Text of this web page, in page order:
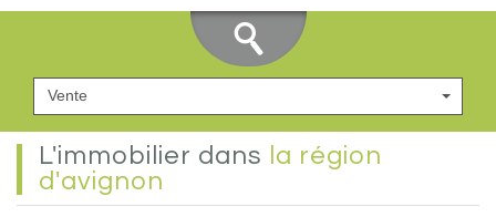
L'immobilier dans
la région
d'avignon
Vente